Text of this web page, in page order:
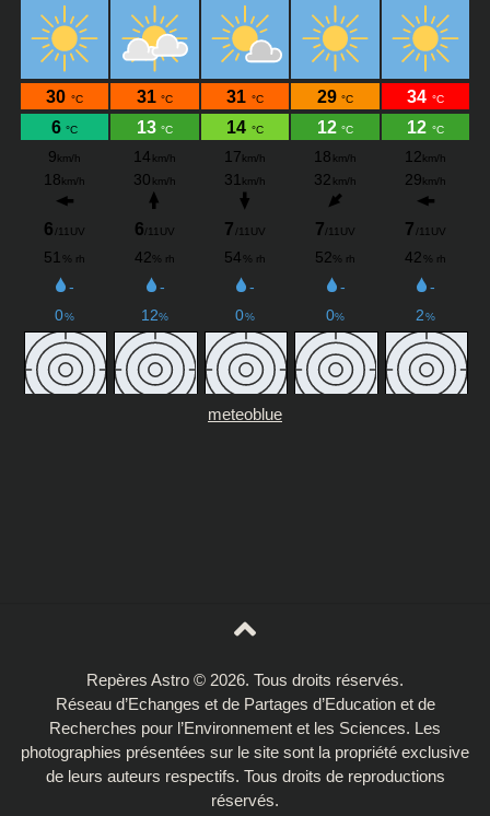
meteoblue
Repères Astro © 2026. Tous droits réservés.
Réseau d’Echanges et de Partages d’Education et de
Recherches pour l’Environnement et les Sciences. Les
photographies présentées sur le site sont la propriété exclusive
de leurs auteurs respectifs. Tous droits de reproductions
réservés.